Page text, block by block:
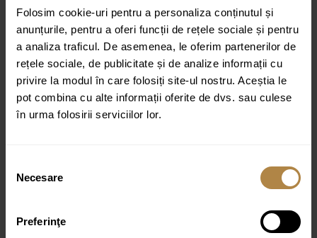
Folosim cookie-uri pentru a personaliza conținutul și
anunțurile, pentru a oferi funcții de rețele sociale și pentru
a analiza traficul. De asemenea, le oferim partenerilor de
rețele sociale, de publicitate și de analize informații cu
privire la modul în care folosiți site-ul nostru. Aceștia le
pot combina cu alte informații oferite de dvs. sau culese
în urma folosirii serviciilor lor.
consimțământului
Necesare
Preferinţe
Mixer ceramic 35 mm
Montaj încastrat
Ramă dreptunghiulară
Sistem de instalare rapida
Serie: GLAMOUR
Producator: Invena
Culoare: